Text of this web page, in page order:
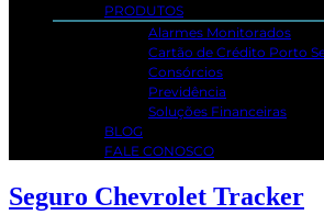
PRODUTOS
Alarmes Monitorados
Cartão de Crédito Porto
Consórcios
Previdência
Soluções Financeiras
BLOG
FALE CONOSCO
Seguro Chevrolet Tracker